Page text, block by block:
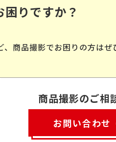
りですか？
商品撮影でお困りの方はぜ
商品撮影のご相
お問い合わせ